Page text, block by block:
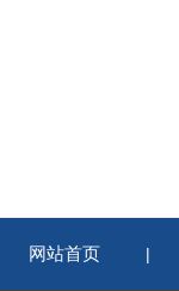
网站首页 |